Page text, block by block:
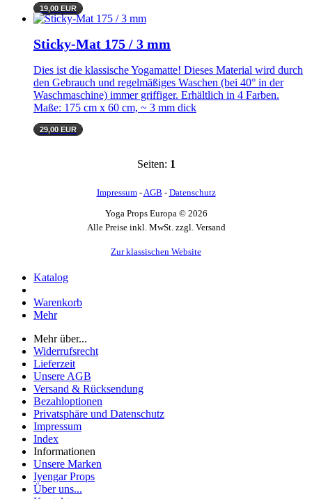
19,00 EUR
Sticky-Mat 175 / 3 mm
Dies ist die klassische Yogamatte! Dieses Material wird durch
den Gebrauch und regelmäßiges Waschen (bei 40° in der
Waschmaschine) immer griffiger. Erhältlich in 4 Farben.
Maße: 175 cm x 60 cm, ~ 3 mm dick
29,00 EUR
Seiten: 1
Impressum- AGB - Datenschutz
Yoga Props Europa © 2026
Alle Preise inkl. MwSt. zzgl. Versand
Zur klassischen Website
Katalog
Warenkorb
Mehr
Mehr über...
Widerrufsrecht
Lieferzeit
Unsere AGB
Versand & Rücksendung
Bezahloptionen
Privatsphäre und Datenschutz
Impressum
Index
Informationen
Unsere Marken
Iyengar Props
Über uns...